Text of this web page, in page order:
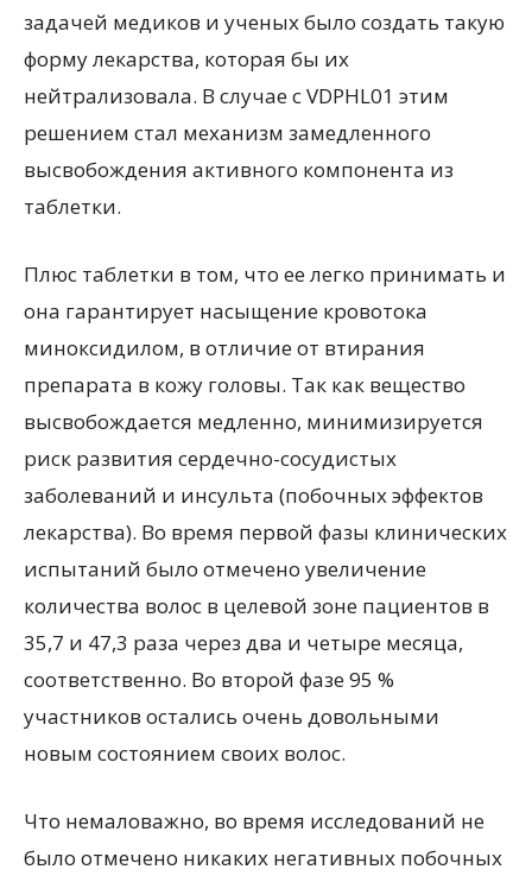
задачей медиков и ученых было создать такую
форму лекарства, которая бы их
нейтрализовала. В случае с VDPHL01 этим
решением стал механизм замедленного
высвобождения активного компонента из
таблетки.
Плюс таблетки в том, что ее легко принимать и
она гарантирует насыщение кровотока
миноксидилом, в отличие от втирания
препарата в кожу головы. Так как вещество
высвобождается медленно, минимизируется
риск развития сердечно-сосудистых
заболеваний и инсульта (побочных эффектов
лекарства). Во время первой фазы клинических
испытаний было отмечено увеличение
количества волос в целевой зоне пациентов в
35,7 и 47,3 раза через два и четыре месяца,
соответственно. Во второй фазе 95 %
участников остались очень довольными
новым состоянием своих волос.
Что немаловажно, во время исследований не
было отмечено никаких негативных побочных